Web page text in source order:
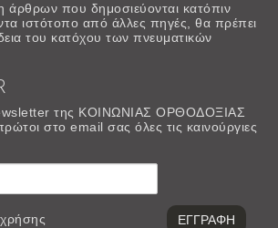
άρθρων που δημοσιεύονται κατόπιν
ιστότοπο από άλλες πηγές, θα πρέπει
του κατόχου των πνευματικών
της ΚΟΙΝΩΝΙΑΣ ΟΡΘΟΔΟΞΙΑΣ
στο email σας όλες τις καινούργιες